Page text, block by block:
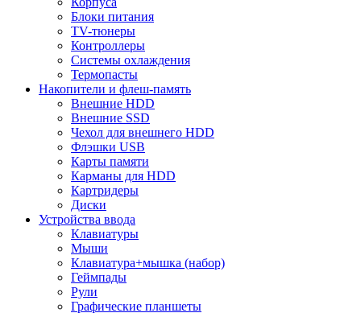
Блоки питания
TV-тюнеры
Контроллеры
Системы охлаждения
Термопасты
Накопители и флеш-память
Внешние HDD
Внешние SSD
Чехол для внешнего HDD
Флэшки USB
Карты памяти
Карманы для HDD
Картридеры
Диски
Устройства ввода
Клавиатуры
Мыши
Клавиатура+мышка (набор)
Геймпады
Рули
Графические планшеты